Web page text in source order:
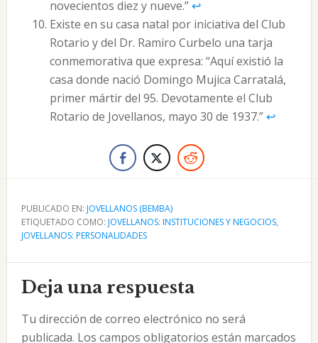
novecientos diez y nueve.”↩︎
Existe en su casa natal por iniciativa del Club
Rotario y del Dr. Ramiro Curbelo una tarja
conmemorativa que expresa: “Aquí existió la
casa donde nació Domingo Mujica Carratalá,
primer mártir del 95. Devotamente el Club
Rotario de Jovellanos, mayo 30 de 1937.”↩︎
PUBLICADO EN: JOVELLANOS (BEMBA)
ETIQUETADO COMO: JOVELLANOS: INSTITUCIONES Y NEGOCIOS,
JOVELLANOS: PERSONALIDADES
Interacciones
con
los
Deja una respuesta
Tu dirección de correo electrónico no será
publicada. Los campos obligatorios están marcados